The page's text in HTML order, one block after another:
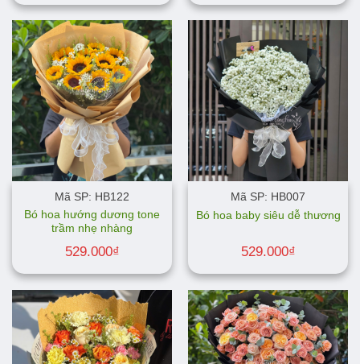
Mã SP: HB122
Bó hoa hướng dương tone
trầm nhẹ nhàng
529.000₫
Mã SP: HB007
Bó hoa baby siêu dễ thương
529.000₫